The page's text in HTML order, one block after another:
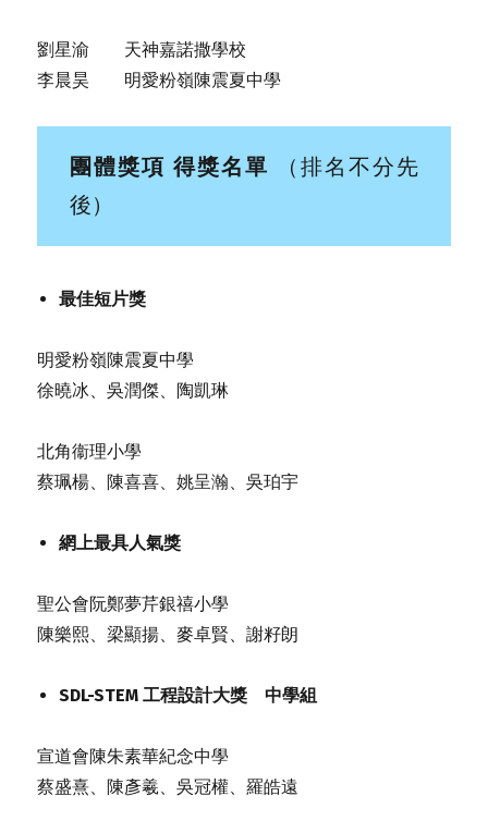
劉星渝 天神嘉諾撒學校
李晨昊 明愛粉嶺陳震夏中學
團體獎項得獎名單 （排名不分先
後）
最佳短片獎
明愛粉嶺陳震夏中學
徐曉冰、吳潤傑、陶凱琳
北角衞理小學
蔡珮楊、陳喜喜、姚呈瀚、吳珀宇
網上最具人氣獎
聖公會阮鄭夢芹銀禧小學
陳樂熙、梁顯揚、麥卓賢、謝籽朗
SDL-STEM 工程設計大獎 中學組
宣道會陳朱素華紀念中學
蔡盛熹、陳彥羲、吳冠權、羅皓遠